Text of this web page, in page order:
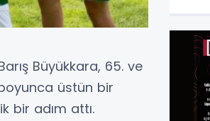
Büyükkara, 65. ve
üstün bir
bir adım attı.